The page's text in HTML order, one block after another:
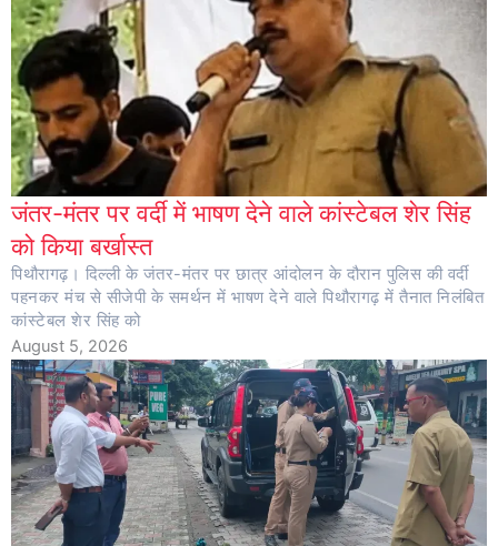
जंतर-मंतर पर वर्दी में भाषण देने वाले कांस्टेबल शेर सिंह
को किया बर्खास्त
पिथौरागढ़। दिल्ली के जंतर-मंतर पर छात्र आंदोलन के दौरान पुलिस की वर्दी
पहनकर मंच से सीजेपी के समर्थन में भाषण देने वाले पिथौरागढ़ में तैनात निलंबित
कांस्टेबल शेर सिंह को
August 5, 2026